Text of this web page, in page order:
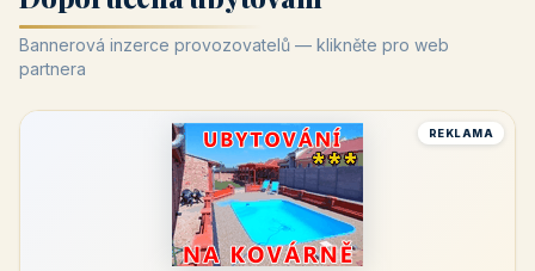
Bannerová inzerce provozovatelů — klikněte pro web
partnera
REKLAMA